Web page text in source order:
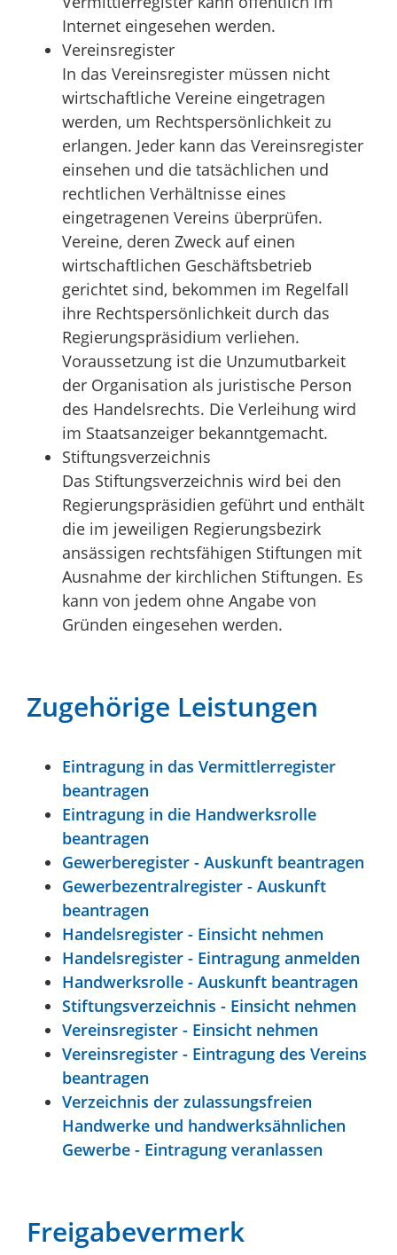
Internet eingesehen werden.
Vereinsregister
In das Vereinsregister müssen nicht
wirtschaftliche Vereine eingetragen
werden, um Rechtspersönlichkeit zu
erlangen. Jeder kann das Vereinsregister
einsehen und die tatsächlichen und
rechtlichen Verhältnisse eines
eingetragenen Vereins überprüfen.
Vereine, deren Zweck auf einen
wirtschaftlichen Geschäftsbetrieb
gerichtet sind, bekommen im Regelfall
ihre Rechtspersönlichkeit durch das
Regierungspräsidium verliehen.
Voraussetzung ist die Unzumutbarkeit
der Organisation als juristische Person
des Handelsrechts. Die Verleihung wird
im Staatsanzeiger bekanntgemacht.
Stiftungsverzeichnis
Das Stiftungsverzeichnis wird bei den
Regierungspräsidien geführt und enthält
die im jeweiligen Regierungsbezirk
ansässigen rechtsfähigen Stiftungen mit
Ausnahme der kirchlichen Stiftungen. Es
kann von jedem ohne Angabe von
Gründen eingesehen werden.
Zugehörige Leistungen
Eintragung in das Vermittlerregister
beantragen
Eintragung in die Handwerksrolle
beantragen
Gewerberegister - Auskunft beantragen
Gewerbezentralregister - Auskunft
beantragen
Handelsregister - Einsicht nehmen
Handelsregister - Eintragung anmelden
Handwerksrolle - Auskunft beantragen
Stiftungsverzeichnis - Einsicht nehmen
Vereinsregister - Einsicht nehmen
Vereinsregister - Eintragung des Vereins
beantragen
Verzeichnis der zulassungsfreien
Handwerke und handwerksähnlichen
Gewerbe - Eintragung veranlassen
Freigabevermerk